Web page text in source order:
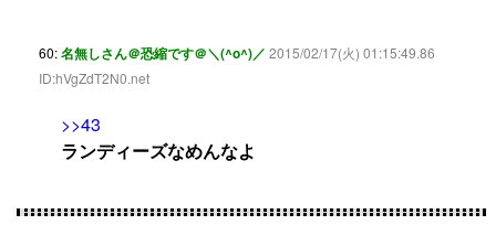
60:名無しさん＠恐縮です＠＼(^o^)／ 2015/02/17(火) 01:15:49.86
ID:hVgZdT2N0.net
>>43
ランディーズなめんなよ